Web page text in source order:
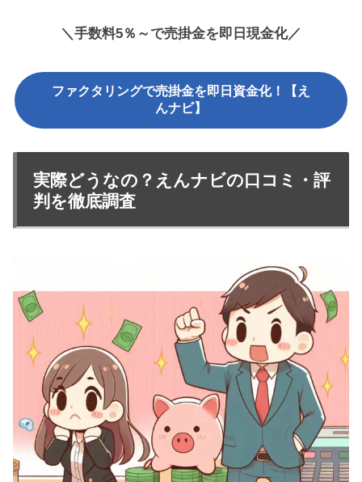
＼手数料5％～で売掛金を即日現金化／
ファクタリングで売掛金を即日資金化！【え
んナビ】
実際どうなの？えんナビの口コミ・評
判を徹底調査